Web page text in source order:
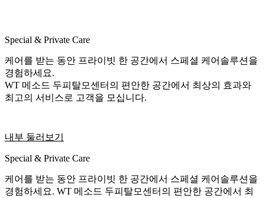
Special & Private Care
케어를 받는 동안 프라이빗 한 공간에서 스페셜 케어솔루션을
경험하세요.
WT 메소드 두피탈모센터의 편안한 공간에서 최상의 효과와
최고의 서비스로 고객을 모십니다.
내부 둘러보기
Special & Private Care
케어를 받는 동안 프라이빗 한 공간에서 스페셜 케어솔루션을
경험하세요. WT 메소드 두피탈모센터의 편안한 공간에서 최